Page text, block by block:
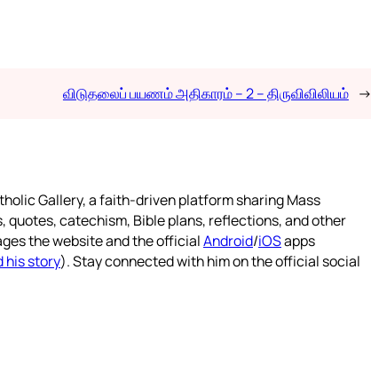
விடுதலைப் பயணம் அதிகாரம் – 2 – திருவிவிலியம் →
Gallery, a faith-driven platform sharing Mass
quotes, catechism, Bible plans, reflections, and other
the website and the officialAndroid/iOSapps
his story). Stay connected with him on the official social